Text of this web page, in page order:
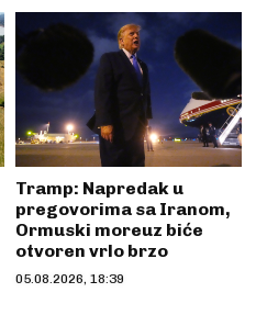
Tramp: Napredak u
pregovorima sa Iranom,
Ormuski moreuz biće
otvoren vrlo brzo
05.08.2026, 18:39